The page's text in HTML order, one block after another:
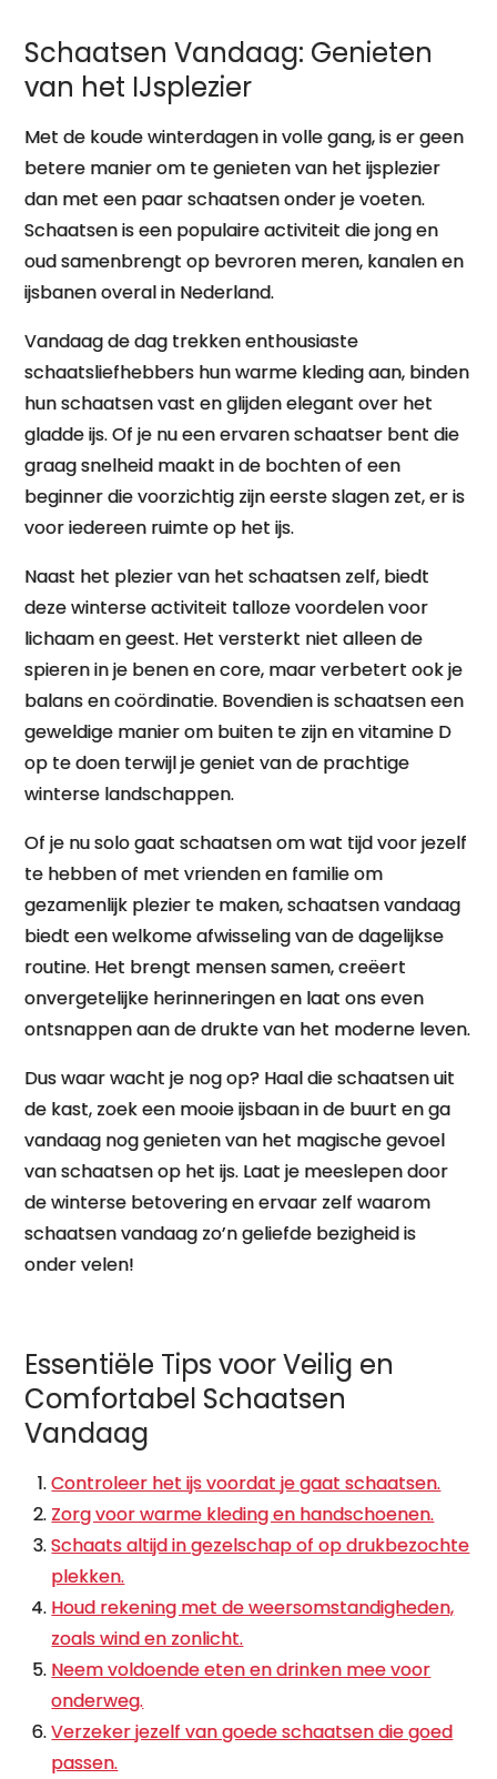
Schaatsen Vandaag: Genieten
van het IJsplezier
Met de koude winterdagen in volle gang, is er geen
betere manier om te genieten van het ijsplezier
dan met een paar schaatsen onder je voeten.
Schaatsen is een populaire activiteit die jong en
oud samenbrengt op bevroren meren, kanalen en
ijsbanen overal in Nederland.
Vandaag de dag trekken enthousiaste
schaatsliefhebbers hun warme kleding aan, binden
hun schaatsen vast en glijden elegant over het
gladde ijs. Of je nu een ervaren schaatser bent die
graag snelheid maakt in de bochten of een
beginner die voorzichtig zijn eerste slagen zet, er is
voor iedereen ruimte op het ijs.
Naast het plezier van het schaatsen zelf, biedt
deze winterse activiteit talloze voordelen voor
lichaam en geest. Het versterkt niet alleen de
spieren in je benen en core, maar verbetert ook je
balans en coördinatie. Bovendien is schaatsen een
geweldige manier om buiten te zijn en vitamine D
op te doen terwijl je geniet van de prachtige
winterse landschappen.
Of je nu solo gaat schaatsen om wat tijd voor jezelf
te hebben of met vrienden en familie om
gezamenlijk plezier te maken, schaatsen vandaag
biedt een welkome afwisseling van de dagelijkse
routine. Het brengt mensen samen, creëert
onvergetelijke herinneringen en laat ons even
ontsnappen aan de drukte van het moderne leven.
Dus waar wacht je nog op? Haal die schaatsen uit
de kast, zoek een mooie ijsbaan in de buurt en ga
vandaag nog genieten van het magische gevoel
van schaatsen op het ijs. Laat je meeslepen door
de winterse betovering en ervaar zelf waarom
schaatsen vandaag zo’n geliefde bezigheid is
onder velen!
Essentiële Tips voor Veilig en
Comfortabel Schaatsen
Vandaag
Controleer het ijs voordat je gaat schaatsen.
Zorg voor warme kleding en handschoenen.
Schaats altijd in gezelschap of op drukbezochte
plekken.
Houd rekening met de weersomstandigheden,
zoals wind en zonlicht.
Neem voldoende eten en drinken mee voor
onderweg.
Verzeker jezelf van goede schaatsen die goed
passen.